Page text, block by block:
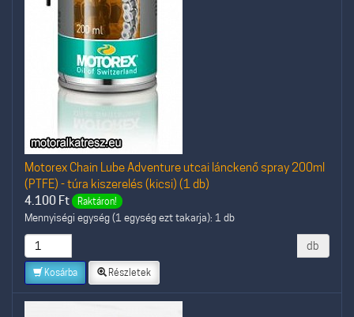
Motorex Chain Lube Adventure utcai lánckenő spray 200ml
(PTFE) - túra kiszerelés (kicsi) (1 db)
4.100 Ft Raktáron!
Mennyiségi egység (1 egység ezt takarja): 1 db
db
Kosárba Részletek